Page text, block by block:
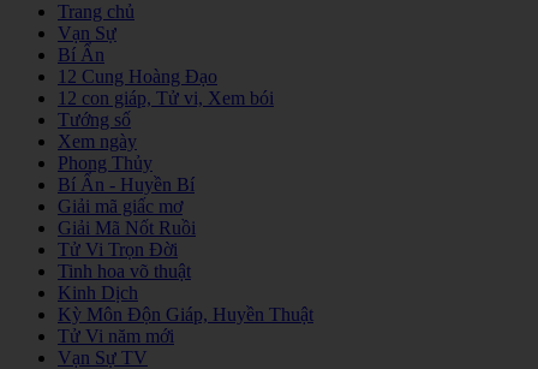
Trang chủ
Vạn Sự
Bí Ẩn
12 Cung Hoàng Đạo
12 con giáp, Tử vi, Xem bói
Tướng số
Xem ngày
Phong Thủy
Bí Ẩn - Huyền Bí
Giải mã giấc mơ
Giải Mã Nốt Ruồi
Tử Vi Trọn Đời
Tinh hoa võ thuật
Kinh Dịch
Kỳ Môn Độn Giáp, Huyền Thuật
Tử Vi năm mới
Vạn Sự TV